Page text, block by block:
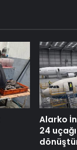
Alarko
24